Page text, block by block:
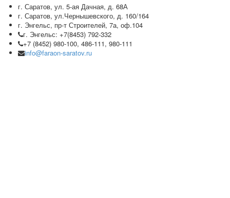
г. Саратов, ул. 5-ая Дачная, д. 68А
г. Саратов, ул.Чернышевского, д. 160/164
г. Энгельс, пр-т Строителей, 7а, оф.104
г. Энгельс: +7(8453) 792-332
+7 (8452) 980-100, 486-111, 980-111
info@faraon-saratov.ru